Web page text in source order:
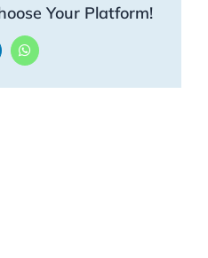
Your Platform!
WhatsApp